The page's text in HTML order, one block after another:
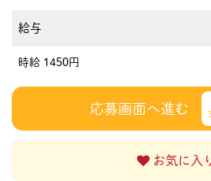
給与
時給 1450円
応募画面へ進む
お気に入